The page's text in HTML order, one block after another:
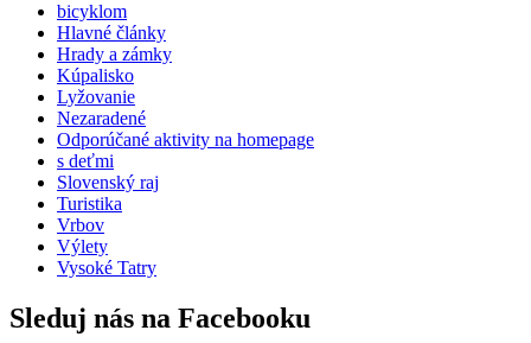
bicyklom
Hlavné články
Hrady a zámky
Kúpalisko
Lyžovanie
Nezaradené
Odporúčané aktivity na homepage
s deťmi
Slovenský raj
Turistika
Vrbov
Výlety
Vysoké Tatry
Sleduj nás na Facebooku